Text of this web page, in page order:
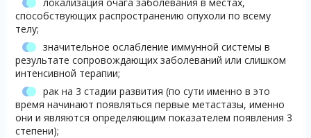
способствующих распространению опухоли по всему
телу;
значительное ослабление иммунной системы в
результате сопровождающих заболеваний или слишком
интенсивной терапии;
рак на 3 стадии развития (по сути именно в это
время начинают появляться первые метастазы, именно
они и являются определяющим показателем появления 3
степени);